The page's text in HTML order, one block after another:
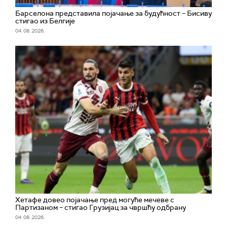
Барселона представила појачање за будућност – Бисиву
стигао из Белгије
04. 08. 2026.
Хетафе довео појачање пред могуће мечеве с
Партизаном – стигао Грузијац за чвршћу одбрану
04. 08. 2026.